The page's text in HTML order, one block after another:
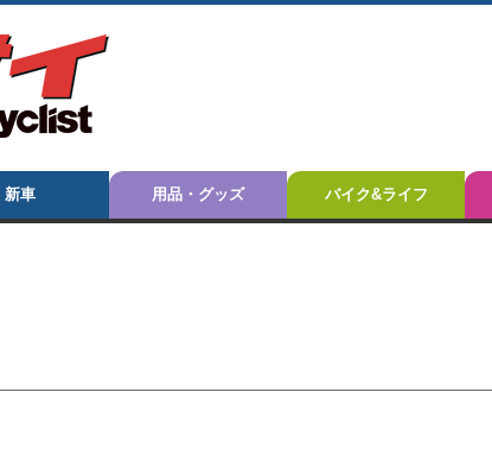
新車 用品・グッズ バイク&ライフ